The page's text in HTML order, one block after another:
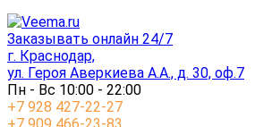
Заказывать онлайн 24/7
г. Краснодар,
ул. Героя Аверкиева А.А., д. 30, оф.7
Пн - Вс 10:00 - 22:00
+7 928 427-22-27